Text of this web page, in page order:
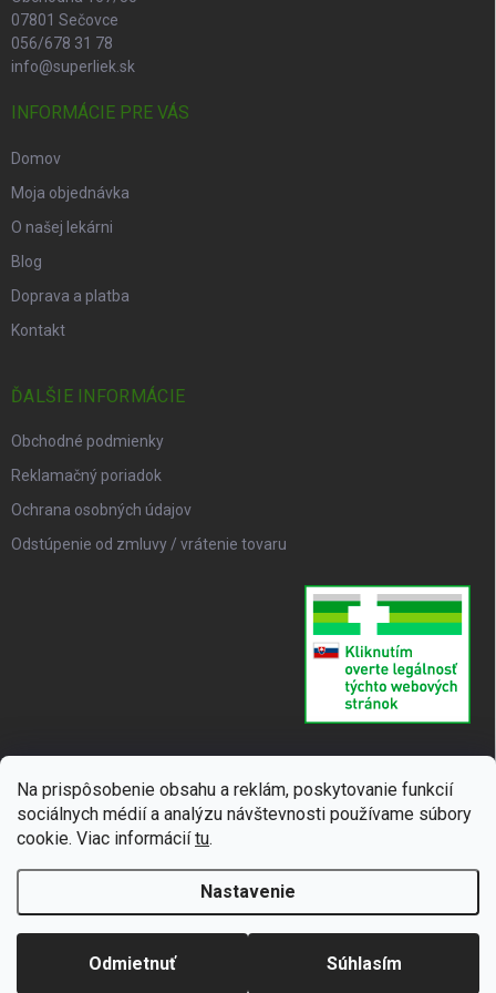
Na prispôsobenie obsahu a reklám, poskytovanie funkcií
sociálnych médií a analýzu návštevnosti používame súbory
cookie. Viac informáciítu.
Nastavenie
Odmietnuť Súhlasím
07801 Sečovce
056/678 31 78
info@superliek.sk
INFORMÁCIE PRE VÁS
Domov
Moja objednávka
O našej lekárni
Blog
Doprava a platba
Kontakt
ĎALŠIE INFORMÁCIE
Obchodné podmienky
Reklamačný poriadok
Ochrana osobných údajov
Odstúpenie od zmluvy / vrátenie tovaru
Vytvoril Shoptet
Copyright 2026SUPERLIEK. Všetky práva vyhradené.Upraviť nastavenie